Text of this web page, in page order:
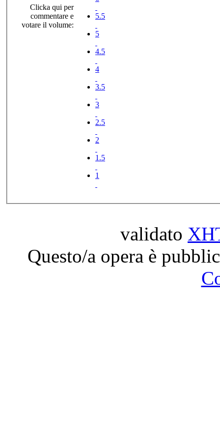
Clicka qui per
commentare e
votare il volume:
5.5
5
4.5
4
3.5
3
2.5
2
1.5
1
validato
Questo/a opera è